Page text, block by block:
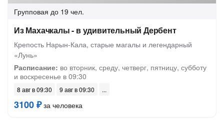
Групповая до 19 чел.
Из Махачкалы - в удивительный Дербент
Крепость Нарын-Кала, старые магалы и легендарный
«Лунь»
Расписание: во вторник, среду, четверг, пятницу, субботу
и воскресенье в 09:30
8 авг в 09:30 9 авг в 09:30
3100 ₽за человека